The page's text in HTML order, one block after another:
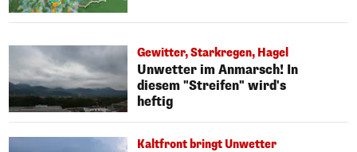
Gewitter, Starkregen, Hagel
Unwetter im Anmarsch! In
diesem "Streifen" wird's
heftig
Kaltfront bringt Unwetter